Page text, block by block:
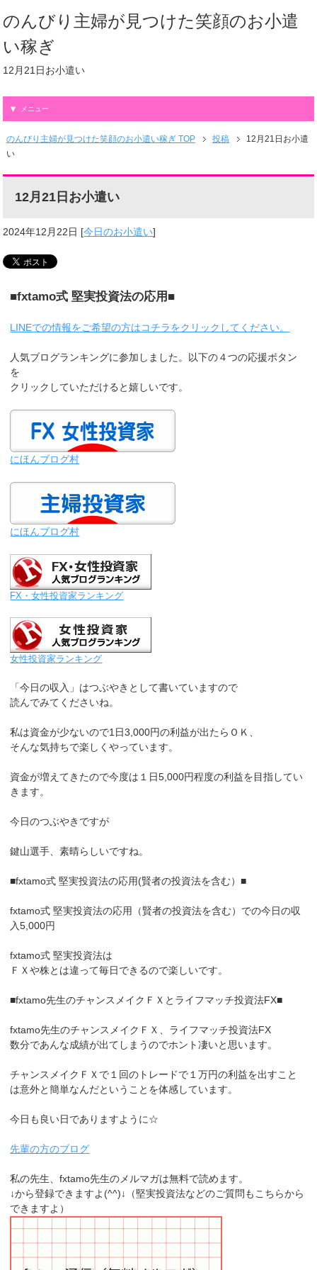
のんびり主婦が見つけた笑顔のお小遣
い稼ぎ
12月21日お小遣い
メニュー
のんびり主婦が見つけた笑顔のお小遣い稼ぎ TOP 投稿
12月21日お小遣
い
12月21日お小遣い
2024年12月22日 [今日のお小遣い]
■fxtamo式 堅実投資法の応用■
LINEでの情報をご希望の方はコチラをクリックしてください。
人気ブログランキングに参加しました。以下の４つの応援ボタン
を
クリックしていただけると嬉しいです。
にほんブログ村
にほんブログ村
FX・女性投資家ランキング
女性投資家ランキング
「今日の収入」はつぶやきとして書いていますので
読んでみてくださいね。
私は資金が少ないので1日3,000円の利益が出たらＯＫ、
そんな気持ちで楽しくやっています。
資金が増えてきたので今度は１日5,000円程度の利益を目指してい
きます。
今日のつぶやきですが
鍵山選手、素晴らしいですね。
■fxtamo式 堅実投資法の応用(賢者の投資法を含む）■
fxtamo式 堅実投資法の応用（賢者の投資法を含む）での今日の収
入5,000円
fxtamo式 堅実投資法は
ＦＸや株とは違って毎日できるので楽しいです。
■fxtamo先生のチャンスメイクＦＸとライフマッチ投資法FX■
fxtamo先生のチャンスメイクＦＸ、ライフマッチ投資法FX
数分であんな成績が出てしまうのでホント凄いと思います。
チャンスメイクＦＸで１回のトレードで１万円の利益を出すこと
は意外と簡単なんだということを体感しています。
今日も良い日でありますように☆
先輩の方のブログ
私の先生、fxtamo先生のメルマガは無料で読めます。
↓から登録できますよ(^^)↓（堅実投資法などのご質問もこちらから
できますよ）